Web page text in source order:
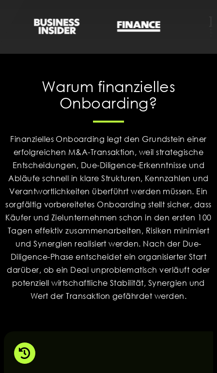
Warum finanzielles
Onboarding?
Finanzielles Onboarding legt den Grundstein einer
erfolgreichen M&A-Transaktion, weil strategische
Entscheidungen, Due-Diligence-Erkenntnisse und
Abläufe schnell in klare Strukturen, Kennzahlen und
Verantwortlichkeiten überführt werden müssen. Ein
sorgfältig vorbereitetes Onboarding stellt sicher, dass
Käufer und Zielunternehmen schon in den ersten 100
Tagen effektiv zusammenarbeiten, Risiken minimiert
und Synergien realisiert werden. Nach der Due-
Diligence-Phase entscheidet ein organisierter Start
darüber, ob ein Deal unproblematisch verläuft oder
potenziell wirtschaftliche Stabilität, Synergien und
Wert der Transaktion gefährdet werden.